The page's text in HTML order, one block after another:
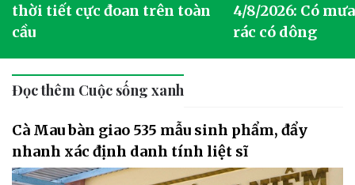
thời tiết cực đoan trên toàn
cầu
4/8/2026: Có
rác có dông
Đọc thêm Cuộc sống xanh
Cà Mau bàn giao 535 mẫu sinh phẩm, đẩy
nhanh xác định danh tính liệt sĩ